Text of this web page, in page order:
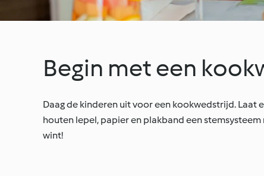
Begin met een
Daag de kinderen uit voor een kookwedstrijd. Laat
houten lepel, papier en plakband een
wint!